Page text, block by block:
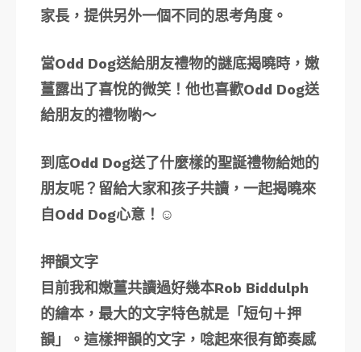
家長，提供另外一個不同的思考角度。
當Odd Dog送給朋友禮物的謎底揭曉時，嫩
薑露出了喜悅的微笑！他也喜歡Odd Dog送
給朋友的禮物喲～
到底Odd Dog送了什麼樣的聖誕禮物給她的
朋友呢？留給大家和孩子共讀，一起揭曉來
自Odd Dog心意！☺️
押韻文字
目前我和嫩薑共讀過好幾本Rob Biddulph
的繪本，最大的文字特色就是「短句＋押
韻」。這樣押韻的文字，唸起來很有節奏感